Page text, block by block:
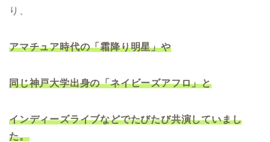
り、
アマチュア時代の「霜降り明星」や
同じ神戸大学出身の「ネイビーズアフロ」と
インディーズライブなどでたびたび共演していまし
た。